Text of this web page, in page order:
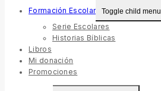
Formación Escolar Toggle child menu
Serie Escolares
Historias Bíblicas
Libros
Mi donación
Promociones